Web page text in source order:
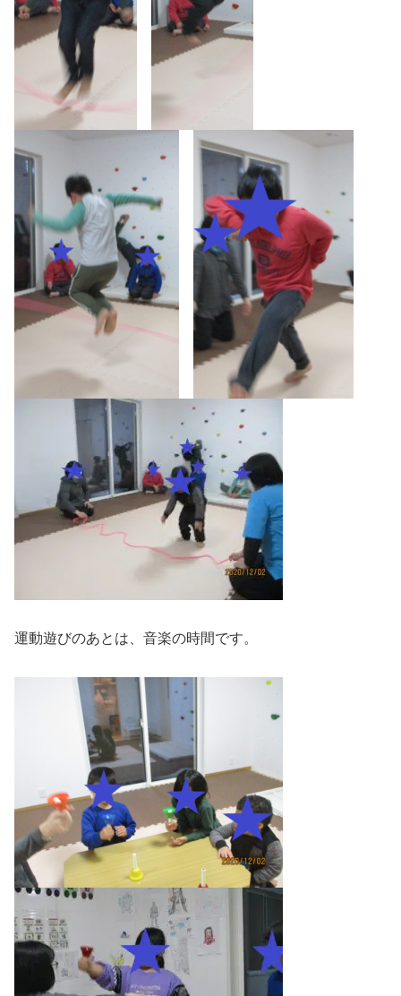
運動遊びのあとは、音楽の時間です。